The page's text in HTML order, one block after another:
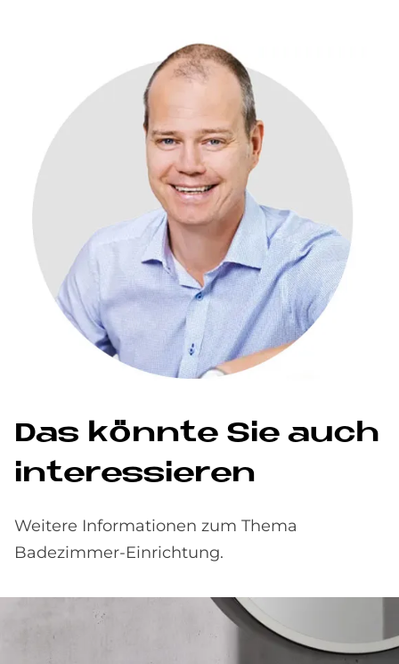
Das könn­te Sie auch
in­ter­es­sie­ren
Weitere Informationen zum Thema
Badezimmer-Einrichtung.